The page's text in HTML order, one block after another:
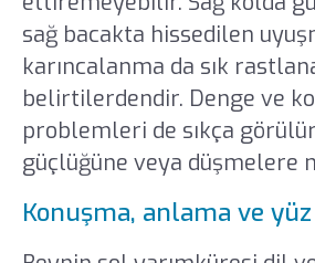
sağ bacakta hissedilen
karıncalanma da sık
belirtilerdendir. Denge ve
problemleri de sıkça
güçlüğüne veya düşmelere
Konuşma, anlama ve